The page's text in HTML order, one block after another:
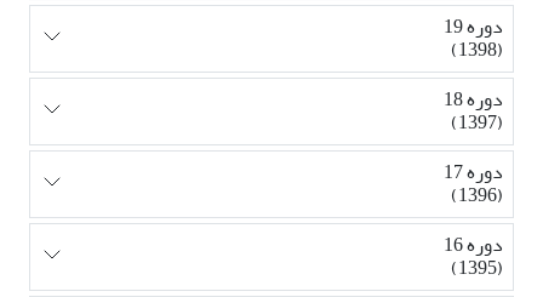
دوره 19
(1398)
دوره 18
(1397)
دوره 17
(1396)
دوره 16
(1395)